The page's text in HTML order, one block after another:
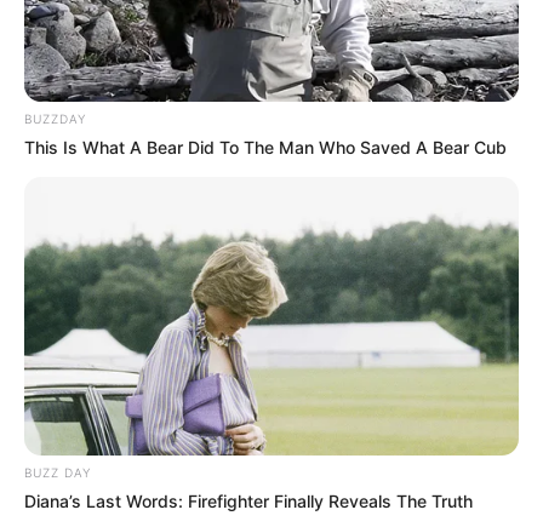
EXTRADICIÓN
Caen acusados de
desaparecer a pareja
francesa para robarla;
apropiado de un inmueble
EXTRADICIÓN
Capturan en Medellín a
enlace financiero del
narcotráfico internacional
SOLEDAD
Joven soledeño acusado
BUZZDAY
This Is What A Bear Did To The Man Who Saved A Bear Cub
BUZZ DAY
Diana’s Last Words: Firefighter Finally Reveals The Truth